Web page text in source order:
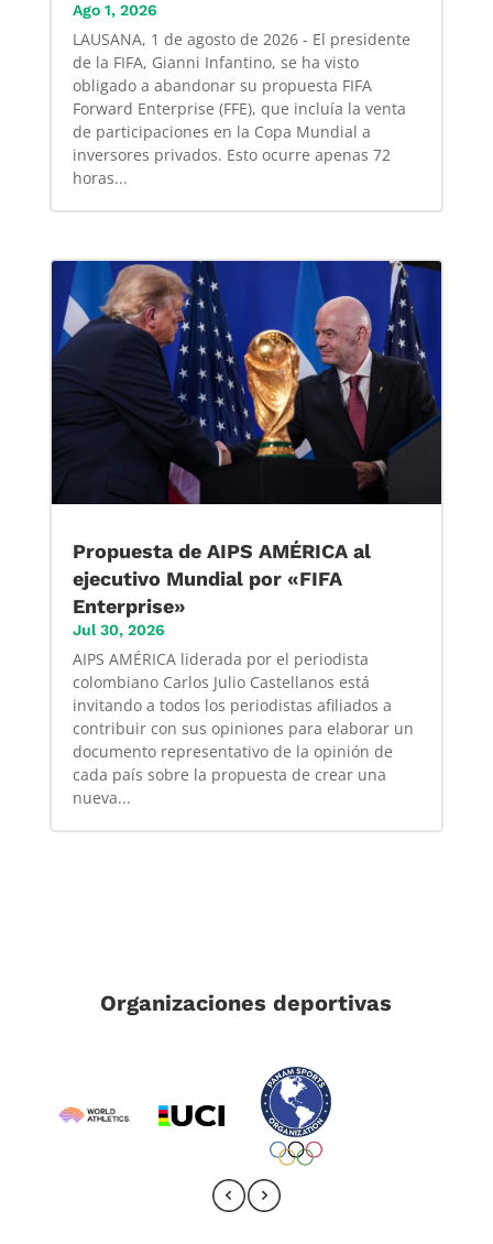
Ago 1, 2026
LAUSANA, 1 de agosto de 2026 - El presidente
de la FIFA, Gianni Infantino, se ha visto
obligado a abandonar su propuesta FIFA
Forward Enterprise (FFE), que incluía la venta
de participaciones en la Copa Mundial a
inversores privados. Esto ocurre apenas 72
horas...
Propuesta de AIPS AMÉRICA al
ejecutivo Mundial por «FIFA
Enterprise»
Jul 30, 2026
AIPS AMÉRICA liderada por el periodista
colombiano Carlos Julio Castellanos está
invitando a todos los periodistas afiliados a
contribuir con sus opiniones para elaborar un
documento representativo de la opinión de
cada país sobre la propuesta de crear una
nueva...
Organizaciones deportivas